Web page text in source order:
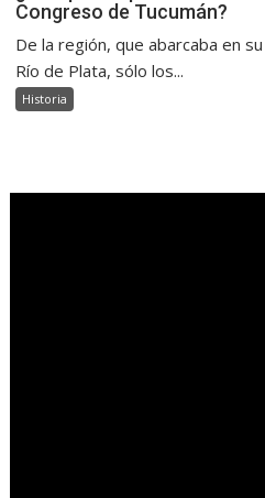
Congreso de Tucumán?
De la región, que abarcaba en
Río de Plata, sólo los...
Historia